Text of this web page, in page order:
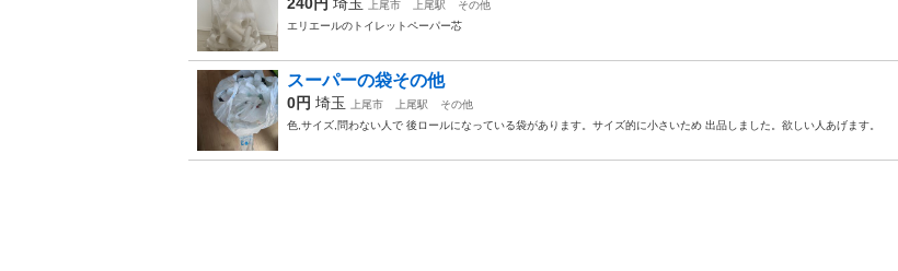
上尾市 上尾駅
その他
エリエールのトイレットペーパー芯
スーパーの袋その他
0円 埼玉 上尾市 上尾駅
その他
色,サイズ,問わない人で 後ロールになっている袋があります。サイズ的に小さいため 出品しました。欲しい人あげます。